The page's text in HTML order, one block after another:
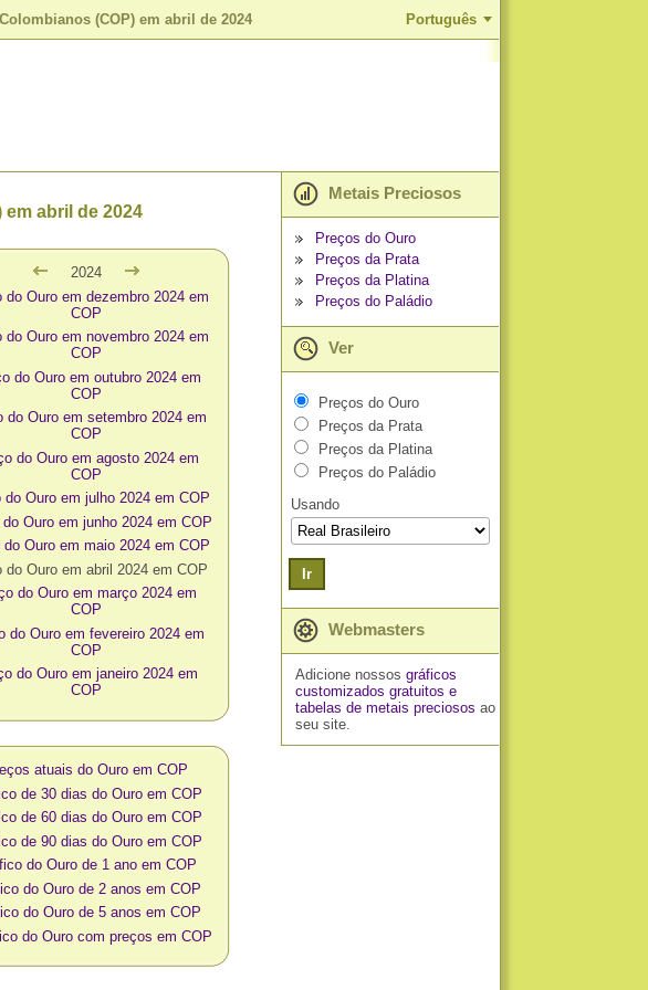
(COP) em abril de 2024 Português
abril de 2024
2024
do Ouro em dezembro 2024 em
COP
do Ouro em novembro 2024 em
COP
do Ouro em outubro 2024 em
COP
do Ouro em setembro 2024 em
COP
do Ouro em agosto 2024 em
COP
do Ouro em julho 2024 em COP
do Ouro em junho 2024 em COP
do Ouro em maio 2024 em COP
do Ouro em abril 2024 em COP
do Ouro em março 2024 em
COP
do Ouro em fevereiro 2024 em
COP
do Ouro em janeiro 2024 em
COP
atuais do Ouro em COP
de 30 dias do Ouro em COP
de 60 dias do Ouro em COP
de 90 dias do Ouro em COP
do Ouro de 1 ano em COP
do Ouro de 2 anos em COP
do Ouro de 5 anos em COP
do Ouro com preços em COP
Metais Preciosos
Preços do Ouro
Preços da Prata
Preços da Platina
Preços do Paládio
Ver
Preços do Ouro
Preços da Prata
Preços da Platina
Preços do Paládio
Usando
Ir
Webmasters
Adicione nossos gráficos
customizados gratuitos e
tabelas de metais preciosos ao
seu site.